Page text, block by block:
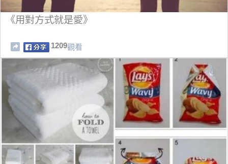
《用對方式就是愛》
1209觀看